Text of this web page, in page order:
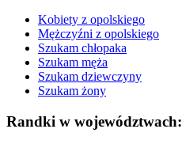
Kobiety z opolskiego
Mężczyźni z opolskiego
Szukam chłopaka
Szukam męża
Szukam dziewczyny
Szukam żony
Randki w województwach: